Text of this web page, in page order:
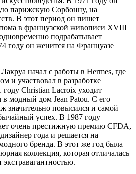
парижскую Сорбонну, на
В этот период он пишет
в французской живописи XVІІІ
подрабатывает
году он женится на Француазе
начал с работы в Hermes, где
и участвовал в разработке
Christian Lacroix уходит
в модный дом Jean Patou. С его
значительно повысился и самой
успех. В 1987 году
очень престижную премию CFDA,
года и решается на
бренда. В этот же год была
коллекция, которая отличалась